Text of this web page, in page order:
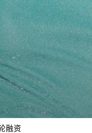
融资